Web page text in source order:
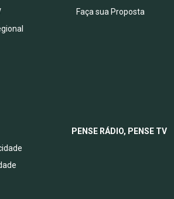
Faça sua Proposta
PENSE RÁDIO, PENSE TV